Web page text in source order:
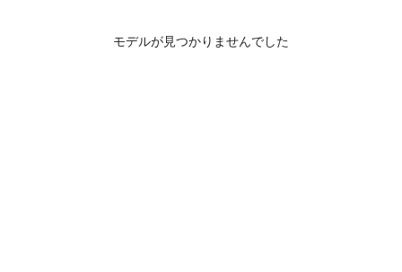
モデルが見つかりませんでした